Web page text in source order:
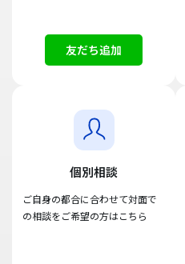
友だち追加
個別相談
ご自身の都合に合わせて対面で
の相談をご希望の方はこちら